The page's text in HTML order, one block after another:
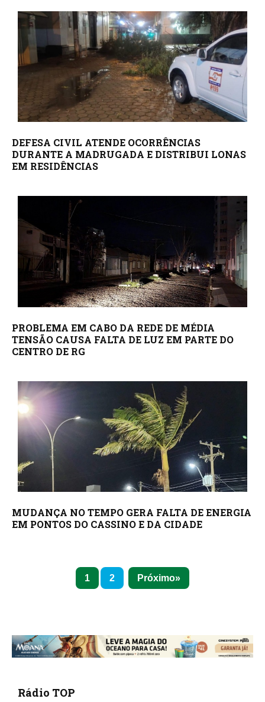
DEFESA CIVIL ATENDE OCORRÊNCIAS
DURANTE A MADRUGADA E DISTRIBUI LONAS
EM RESIDÊNCIAS
PROBLEMA EM CABO DA REDE DE MÉDIA
TENSÃO CAUSA FALTA DE LUZ EM PARTE DO
CENTRO DE RG
MUDANÇA NO TEMPO GERA FALTA DE ENERGIA
EM PONTOS DO CASSINO E DA CIDADE
1 2 Próximo
Rádio TOP